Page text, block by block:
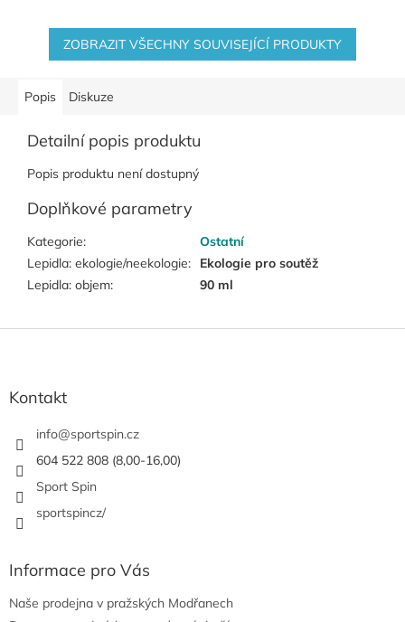
ZOBRAZIT VŠECHNY SOUVISEJÍCÍ PRODUKTY
Popis Diskuze
Detailní popis produktu
Popis produktu není dostupný
Doplňkové parametry
Kategorie:
Ostatní
Lepidla: ekologie/neekologie:
Ekologie pro soutěž
Lepidla: objem: 90 ml
Kontakt
info@sportspin.cz
604 522 808 (8,00-16,00)
Sport Spin
sportspincz/
Informace pro Vás
Naše prodejna v pražských Modřanech